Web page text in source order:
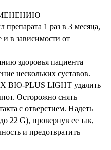
препарата 1 раз в 3 месяца,
и в зависимости от
здоровья пациента
нескольких суставов.
BIO-PLUS LIGHT удалить
Осторожно снять
с отверстием. Надеть
22 G), провернув ее так,
и предотвратить